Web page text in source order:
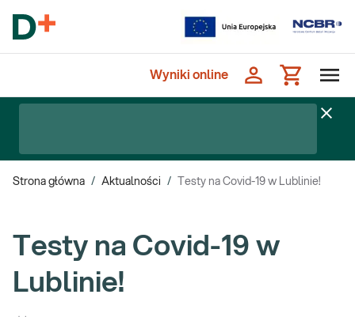
Wyniki online
Strona główna / Aktualności / Testy na Covid-19 w Lublinie!
Testy na Covid-19 w
Lublinie!